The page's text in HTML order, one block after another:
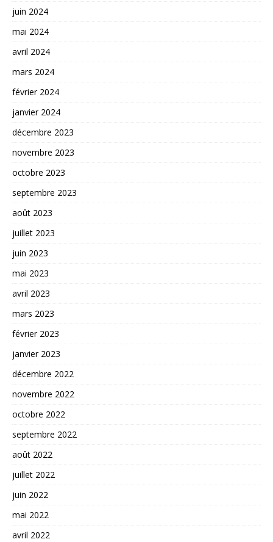
juin 2024
mai 2024
avril 2024
mars 2024
février 2024
janvier 2024
décembre 2023
novembre 2023
octobre 2023
septembre 2023
août 2023
juillet 2023
juin 2023
mai 2023
avril 2023
mars 2023
février 2023
janvier 2023
décembre 2022
novembre 2022
octobre 2022
septembre 2022
août 2022
juillet 2022
juin 2022
mai 2022
avril 2022